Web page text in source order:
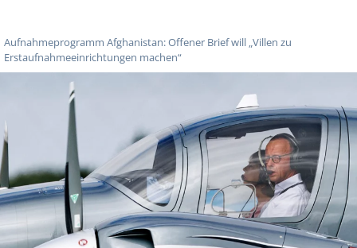
Aufnahmeprogramm Afghanistan: Offener Brief will „Villen zu
Erstaufnahmeeinrichtungen machen“